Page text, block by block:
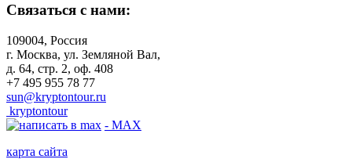
Связаться с нами:
109004, Россия
г. Москва, ул. Земляной Вал,
д. 64, стр. 2, оф. 408
+7 495 955 78 77
sun@kryptontour.ru
kryptontour
- MAX
карта сайта